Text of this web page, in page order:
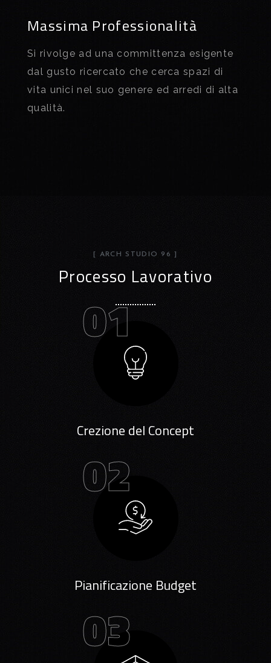
Massima Professionalità
Si rivolge ad una committenza esigente
dal gusto ricercato che cerca spazi di
vita unici nel suo genere ed arredi di alta
qualità.
[ ARCH STUDIO 96 ]
Processo Lavorativo
01
Crezione del Concept
02
Pianificazione Budget
03